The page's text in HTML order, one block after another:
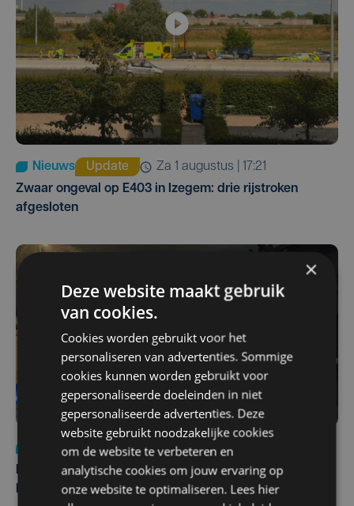
Nieuws Update
za 1 augustus | 17:21
Zwaar ongeval op E403 in Izegem: drie rijstroken
afgesloten
Nieuws
di 4 augustus | 09:32
Man en vrouw dood aangetroffen in woning in Sint-
Pieters Brugge
×
Deze website maakt gebruik
van cookies.
Cookies worden gebruikt voor het
personaliseren van advertenties. Sommige
cookies kunnen worden gebruikt voor
gepersonaliseerde doeleinden in niet
gepersonaliseerde advertenties. Deze
website gebruikt noodzakelijke cookies
om de website te verbeteren en
analytische cookies om jouw ervaring op
onze website te optimaliseren. Lees hier